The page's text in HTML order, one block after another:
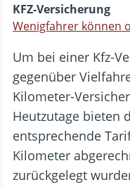
KFZ-Versicherung
Wenigfahrer können
Um bei einer Kfz-
gegenüber
Kilometer-
Heutzutage bieten
entsprechende
Kilometer
zurückgelegt